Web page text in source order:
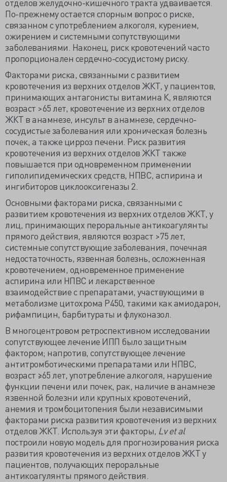
отделов желудочно-кишечного тракта удваивается.
По-прежнему остается спорным вопрос о риске,
связанном с употреблением алкоголя, курением,
ожирением и системными сопутствующими
заболеваниями. Наконец, риск кровотечений часто
пропорционален сердечно-сосудистому риску.
Факторами риска, связанными с развитием
кровотечения из верхних отделов ЖКТ, у пациентов,
принимающих антагонисты витамина К, являются
возраст >65 лет, кровотечение из верхних отделов
ЖКТ в анамнезе, инсульт в анамнезе, сердечно-
сосудистые заболевания или хроническая болезнь
почек, а также цирроз печени. Риск развития
кровотечения из верхних отделов ЖКТ также
повышается при одновременном применении
гиполипидемических средств, НПВС, аспирина и
ингибиторов циклооксигеназы 2.
Основными факторами риска, связанными с
развитием кровотечения из верхних отделов ЖКТ, у
лиц, принимающих пероральные антикоагулянты
прямого действия, являются возраст >75 лет,
системные сопутствующие заболевания, почечная
недостаточность, язвенная болезнь, осложненная
кровотечением, одновременное применение
аспирина или НПВС и лекарственное
взаимодействие с препаратами, участвующими в
метаболизме цитохрома Р450, такими как амиодарон,
рифампицин, барбитураты и флуконазол.
В многоцентровом ретроспективном исследовании
сопутствующее лечение ИПП было защитным
фактором; напротив, сопутствующее лечение
антитромботическими препаратами или НПВС,
возраст ≥65 лет, употребление алкоголя, нарушение
функции печени или почек, рак, наличие в анамнезе
язвенной болезни или крупных кровотечений,
анемия и тромбоцитопения были независимыми
факторами риска развития кровотечения из верхних
отделов ЖКТ. Используя эти факторы, Lvetal
построили новую модель для прогнозирования риска
развития кровотечения из верхних отделов ЖКТ у
пациентов, получающих пероральные
антикоагулянты прямого действия.